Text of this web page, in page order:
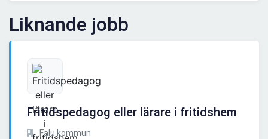
Liknande jobb
Fritidspedagog eller lärare i fritidshem
Falu kommun